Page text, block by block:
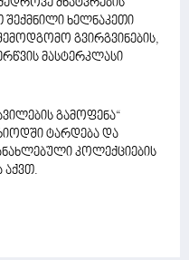
მხატვრების
შექმნილი ხელნაკეთი
გვირგვინების,
მასტერკლასი
გამოფენა“
ტარდება და
კოლექციების
აქვთ.